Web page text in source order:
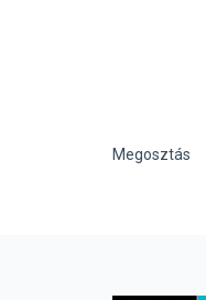
Megosztás